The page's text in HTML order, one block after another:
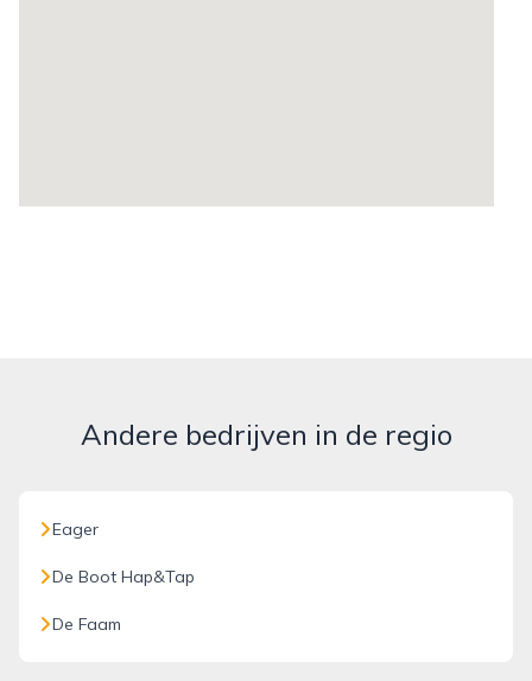
Andere bedrijven in de regio
Eager
De Boot Hap&Tap
De Faam